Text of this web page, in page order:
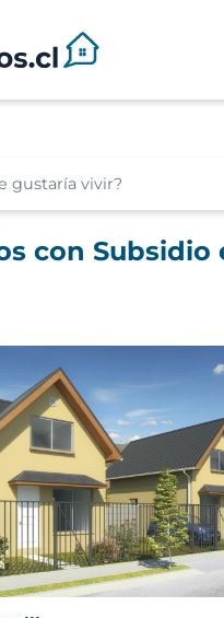
con Subsidio